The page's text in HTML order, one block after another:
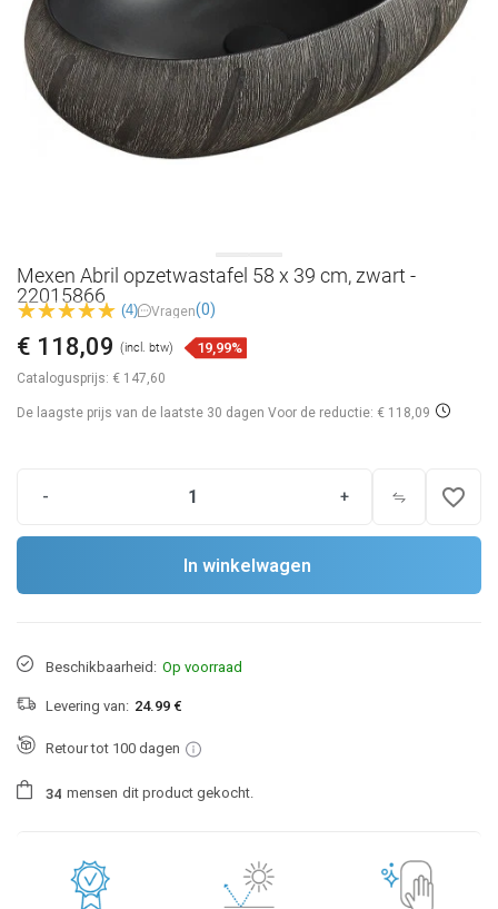
Mexen Abril opzetwastafel 58 x 39 cm, zwart -
22015866
(4) Vragen(0)
Catalogusprijs: € 147,60
€ 118,09 (incl. btw) 19,99%
De laagste prijs van de laatste 30 dagen Voor de reductie: € 118,09
- + favorite_border
In winkelwagen
Beschikbaarheid: Op voorraad
Levering van: 24.99 €
Retour tot 100 dagen
34 mensen dit product gekocht.